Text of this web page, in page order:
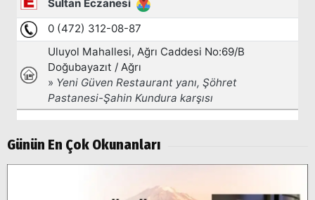
Günün En Çok Okunanları